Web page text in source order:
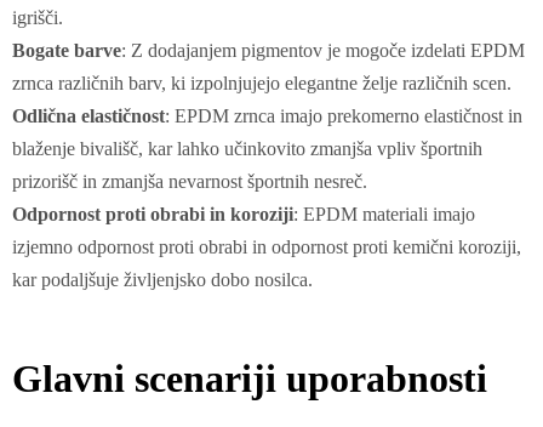
igrišči.
Bogate barve: Z dodajanjem pigmentov je mogoče izdelati EPDM
zrnca različnih barv, ki izpolnjujejo elegantne želje različnih scen.
Odlična elastičnost: EPDM zrnca imajo prekomerno elastičnost in
blaženje bivališč, kar lahko učinkovito zmanjša vpliv športnih
prizorišč in zmanjša nevarnost športnih nesreč.
Odpornost proti obrabi in koroziji: EPDM materiali imajo
izjemno odpornost proti obrabi in odpornost proti kemični koroziji,
kar podaljšuje življenjsko dobo nosilca.
Glavni scenariji uporabnosti